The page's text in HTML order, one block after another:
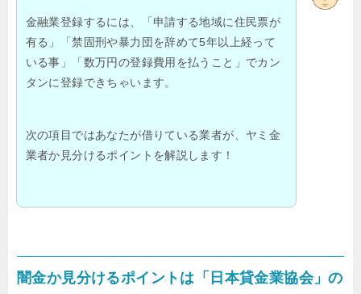
金融業登録するには、「申請する地域に住民票が
有る」「禁固刑や暴力団を辞めて5年以上経って
いる事」「数万円の登録費用を払うこと」でカン
タンに登録できちゃいます。
次の項目ではあなたが借りている業者が、ヤミ金
業者か見分けるポイントを解説します！
闇金か見分けるポイントは「日本貸金業協会」の